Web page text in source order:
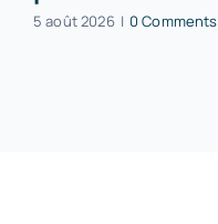
5 août 2026 | 0 Comments